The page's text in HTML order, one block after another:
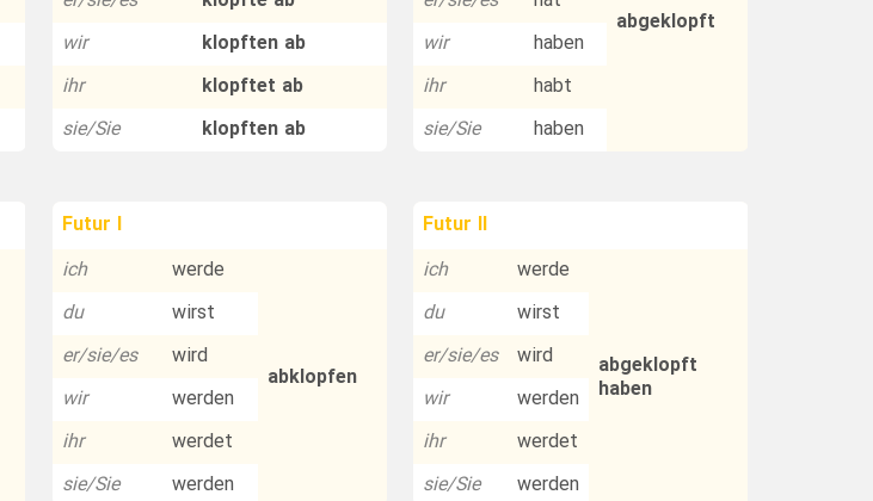
wir
klopften ab
ihr
klopftet ab
sie/Sie
klopften ab
abgeklopft
wir
haben
ihr
habt
sie/Sie
haben
Futur I
ich
werde
abklopfen
du
wirst
er/sie/es
wird
wir
werden
ihr
werdet
sie/Sie
werden
Futur II
ich
werde
abgeklopft
haben
du
wirst
er/sie/es
wird
wir
werden
ihr
werdet
sie/Sie
werden